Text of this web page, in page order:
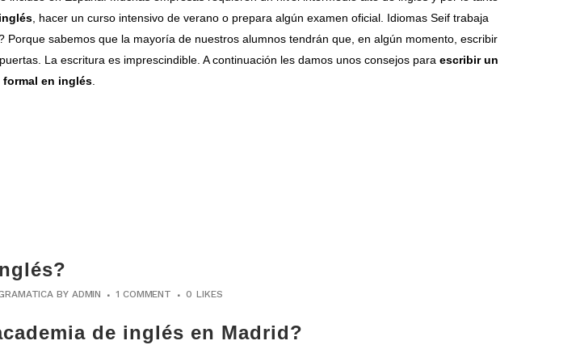
, hacer un curso intensivo de veranoo prepara algún examen oficial. Idiomas Seif trabaja
sabemos que la mayoría de nuestros alumnos tendrán que, en algún momento, escribir
La escritura es imprescindible. A continuación les damos unos consejos para escribir un
formal en inglés.
BY ADMIN 1 COMMENT 0 LIKES
de inglés en Madrid?